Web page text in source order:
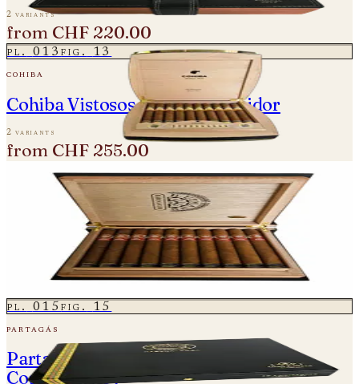
2 variants
from CHF 220.00
pl. 013fig. 13
cohiba
Cohiba Vistosos - Travel Humidor
2 variants
from CHF 255.00
014fig. 14
h. upmann
H. Upmann Super Magnum Colección
Habanos Edición 2020
fromCHF 350.00
pl. 015fig. 15
partagás
Partagas Lusitanias - Gran Reserva -
Cosecha 2007